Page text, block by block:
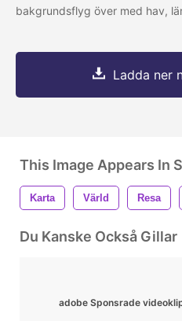
bakgrundsflyg över med hav,
Ladda ner
This Image Appears In
Karta Värld Resa
Du Kanske Också Gillar
adobe Sponsrade